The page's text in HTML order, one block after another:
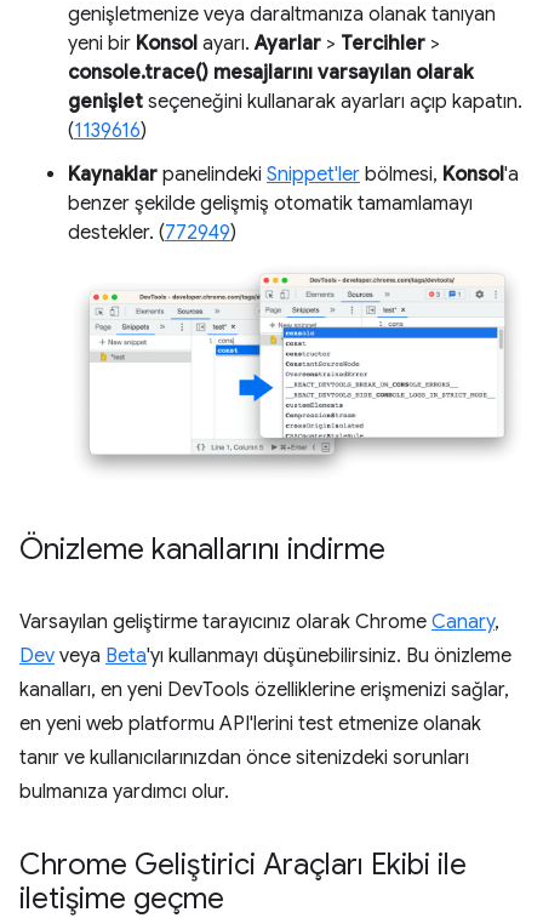
genişletmenize veya daraltmanıza olanak tanıyan
yeni bir Konsol ayarı.Ayarlar > Tercihler >
console.trace() mesajlarını varsayılan olarak
genişlet seçeneğini kullanarak ayarları açıp kapatın.
(1139616)
Kaynaklar panelindeki Snippet'ler bölmesi, Konsol'a
benzer şekilde gelişmiş otomatik tamamlamayı
destekler. (772949)
Önizleme kanallarını indirme
Varsayılan geliştirme tarayıcınız olarak Chrome Canary,
Dev veya Beta'yı kullanmayı düşünebilirsiniz. Bu önizleme
kanalları, en yeni DevTools özelliklerine erişmenizi sağlar,
en yeni web platformu API'lerini test etmenize olanak
tanır ve kullanıcılarınızdan önce sitenizdeki sorunları
bulmanıza yardımcı olur.
Chrome Geliştirici Araçları Ekibi ile
iletişime geçme